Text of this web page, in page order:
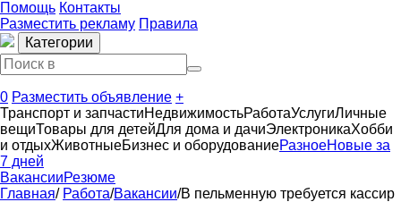
Помощь Контакты
Разместить рекламу Правила
Категории
0 Разместить объявление +
Транспорт и запчастиНедвижимостьРаботаУслугиЛичные
вещиТовары для детейДля дома и дачиЭлектроникаХобби
и отдыхЖивотныеБизнес и оборудованиеРазноеНовые за
7 дней
ВакансииРезюме
Главная/ Работа/Вакансии/В пельменную требуется кассир